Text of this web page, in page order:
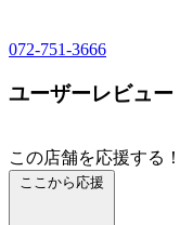
072-751-3666
ユーザーレビュー
この店舗を応援する！
ここから応援